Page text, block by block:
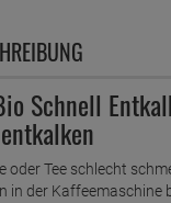
ab0,
Heitmann Gallseife
ab2,19€
1 Liter =8,76 €
Schnell
oder Tee schlecht
in der Kaffeemaschine